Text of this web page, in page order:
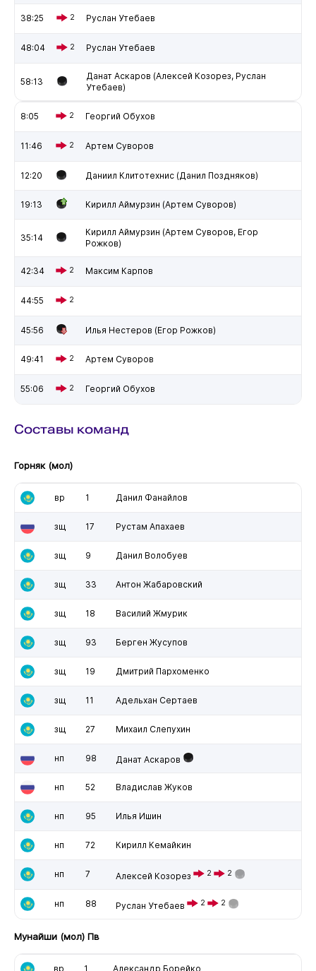
38:25 2 Руслан Утебаев
48:04 2 Руслан Утебаев
58:13
Данат Аскаров (Алексей Козорез, Руслан
Утебаев)
8:05 2 Георгий Обухов
11:46 2 Артем Суворов
12:20 Даниил Клитотехнис (Данил Поздняков)
19:13 Кирилл Аймурзин (Артем Суворов)
35:14
Кирилл Аймурзин (Артем Суворов, Егор
Рожков)
42:34 2 Максим Карпов
44:55 2
45:56 Илья Нестеров (Егор Рожков)
49:41 2 Артем Суворов
55:06 2 Георгий Обухов
Составы команд
Горняк (мол)
вр 1 Данил Фанайлов
зщ 17 Рустам Апахаев
зщ 9 Данил Волобуев
зщ 33 Антон Жабаровский
зщ 18 Василий Жмурик
зщ 93 Берген Жусупов
зщ 19 Дмитрий Пархоменко
зщ 11 Адельхан Сертаев
зщ 27 Михаил Слепухин
нп 98 Данат Аскаров
нп 52 Владислав Жуков
нп 95 Илья Ишин
нп 72 Кирилл Кемайкин
нп 7 Алексей Козорез 2 2
нп 88 Руслан Утебаев 2 2
Мунайши (мол) Пв
вр 1 Александр Борейко